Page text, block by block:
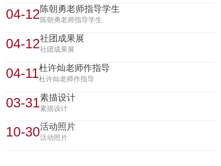
04-12陈朝勇老师指导学生
陈朝勇老师指导学生
04-12社团成果展
社团成果展
04-11杜许灿老师作指导
杜许灿老师作指导
03-31素描设计
素描设计
10-30活动照片
活动照片